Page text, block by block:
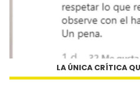
LA ÚNICA CRÍTICA